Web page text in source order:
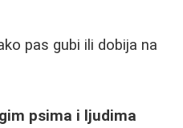
pas gubi ili dobija na
psima i ljudima